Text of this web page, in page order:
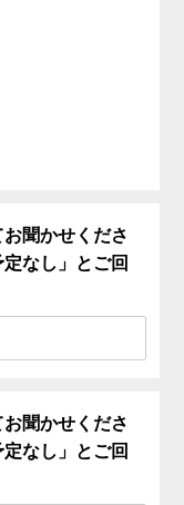
聞かせくださ
なし」とご回
聞かせくださ
なし」とご回